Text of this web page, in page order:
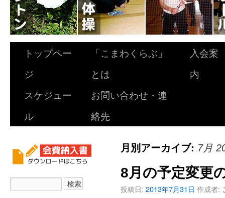
トップペー
ジ
「こまわくらぶ」
とは
入会案
内
スケジュー
ル
お問い合わせ・連
絡先
月別アーカイブ: 7月
8月の予定変更
投稿日: 2013年7月31日 作成者: